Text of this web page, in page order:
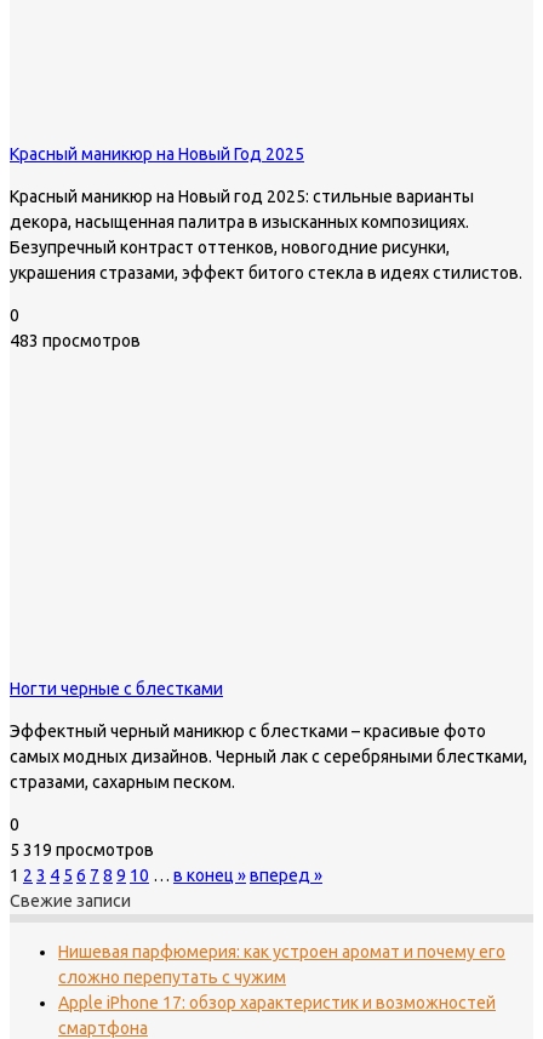
Красный маникюр на Новый Год 2025
Красный маникюр на Новый год 2025: стильные варианты
декора, насыщенная палитра в изысканных композициях.
Безупречный контраст оттенков, новогодние рисунки,
украшения стразами, эффект битого стекла в идеях стилистов.
0
483 просмотров
Ногти черные с блестками
Эффектный черный маникюр с блестками – красивые фото
самых модных дизайнов. Черный лак с серебряными блестками,
стразами, сахарным песком.
0
5 319 просмотров
1 2 3 4 5 6 7 8 9 10 … в конец »вперед »
Свежие записи
Нишевая парфюмерия: как устроен аромат и почему его
сложно перепутать с чужим
Apple iPhone 17: обзор характеристик и возможностей
смартфона